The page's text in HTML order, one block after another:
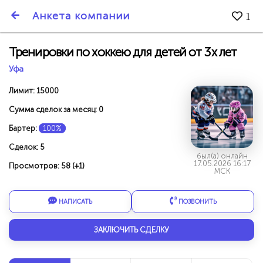
SmartBarter.ru
Последние обновления
ДАРИТЕ ДРУЗЬЯМ 3000 БР ЗА НАШ СЧЁТ!
Анкета компании 1
Тренировки по хоккею для детей от 3х лет
Уфа
Лимит: 15000
Сумма сделок за месяц: 0
Бартер: 100%
Сделок: 5
Просмотров: 58 (+1)
был(а) онлайн
17.05.2026 16:17
МСК
НАПИСАТЬ ПОЗВОНИТЬ
ЗАКЛЮЧИТЬ СДЕЛКУ